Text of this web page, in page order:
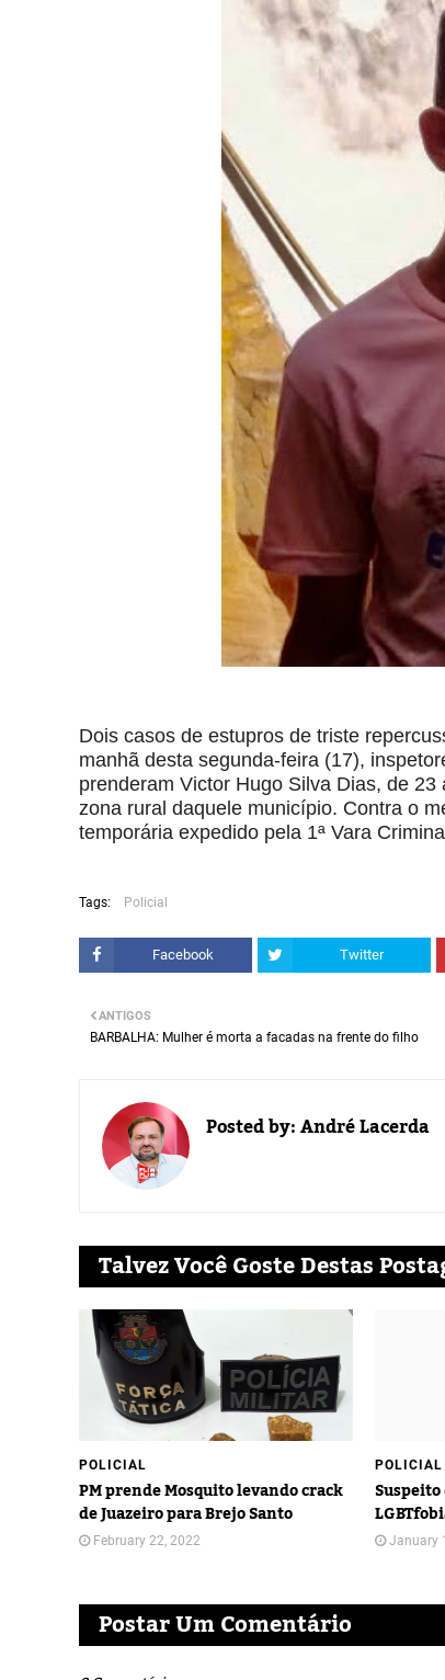
Dois casos de estupros de triste
manhã desta segunda-feira (17),
prenderam Victor Hugo Silva Dias, de
zona rural daquele município. Contra o
temporária expedido pela 1ª Vara
Tags: Policial
Facebook Twitter
ANTIGOS
BARBALHA: Mulher é morta a facadas na frente do filho
Posted by:André Lacerda
Talvez Você Goste Destas
POLICIAL
PM prende Mosquito levando crack
de Juazeiro para Brejo Santo
February 22, 2022
POLICIAL
January
Postar Um Comentário